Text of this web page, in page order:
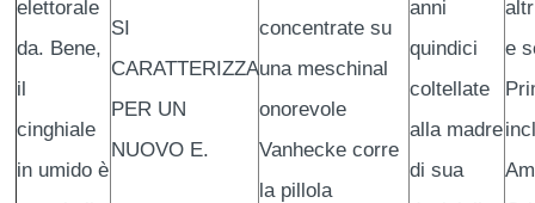
elettorale
da. Bene,
il
cinghiale
in umido è
SI
CARATTERIZZA
PER UN
NUOVO E.
concentrate su
una meschinal
onorevole
Vanhecke corre
la pillola
anni
quindici
coltellate
alla madre
di sua
e